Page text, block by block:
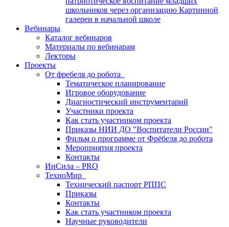
школьников через организацию Картинной
галереи в начальной школе
Вебинары
Каталог вебинаров
Материалы по вебинарам
Лекторы
Проекты
От фребеля до робота
Тематическое планирование
Игровое оборудование
Диагностический инструментарий
Участники проекта
Как стать участником проекта
Приказы НИИ ДО "Воспитатели России"
Фильм о программе от Фрёбеля до робота
Мероприятия проекта
Контакты
ИнСила – PRO
ТехноМир
Технический паспорт РППС
Приказы
Контакты
Как стать участником проекта
Научные руководители